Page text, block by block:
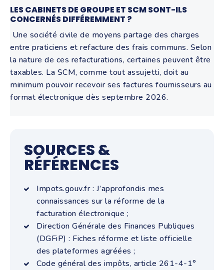
LES CABINETS DE GROUPE ET SCM SONT-ILS
CONCERNÉS DIFFÉREMMENT ?
Une société civile de moyens partage des charges
entre praticiens et refacture des frais communs. Selon
la nature de ces refacturations, certaines peuvent être
taxables. La SCM, comme tout assujetti, doit au
minimum pouvoir recevoir ses factures fournisseurs au
format électronique dès septembre 2026.
SOURCES &
RÉFÉRENCES
Impots.gouv.fr : J’approfondis mes
connaissances sur la réforme de la
facturation électronique ;
Direction Générale des Finances Publiques
(DGFiP) : Fiches réforme et liste officielle
des plateformes agréées ;
Code général des impôts, article 261-4-1°